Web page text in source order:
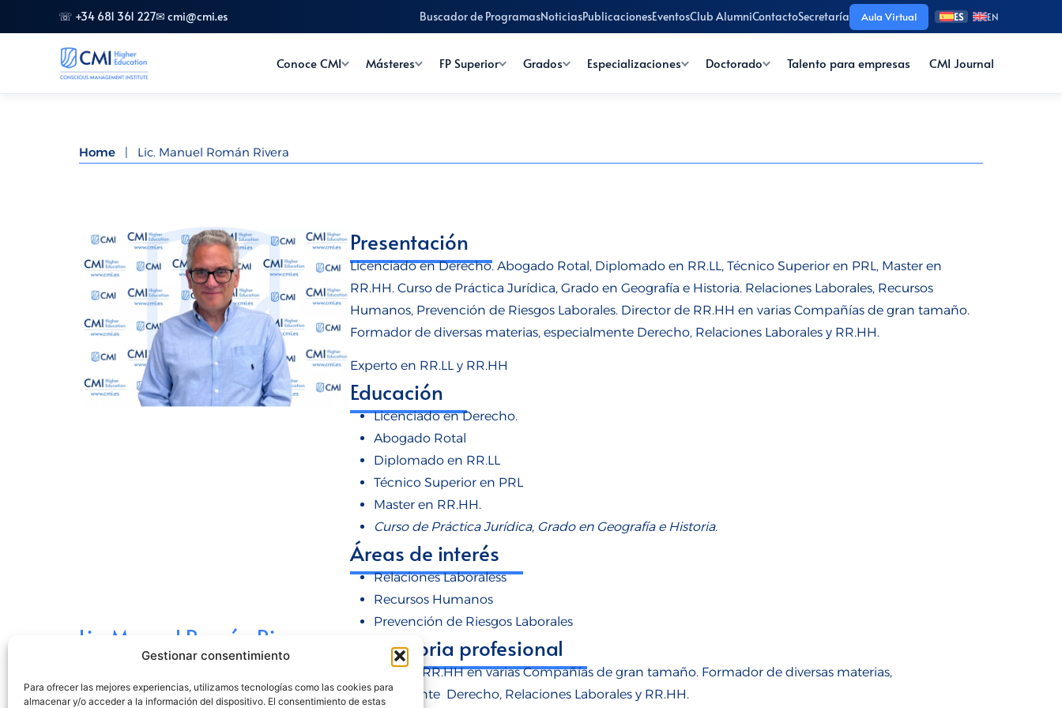
Gestionar consentimiento
Para ofrecer las mejores experiencias, utilizamos tecnologías como las cookies para
almacenar y/o acceder a la información del dispositivo. El consentimiento de estas
☏ +34 681 361 227✉ cmi@cmi.es Buscador de ProgramasNoticiasPublicacionesEventosClub AlumniContactoSecretaría Aula Virtual ES EN
Conoce CMI Másteres FP Superior Grados Especializaciones Doctorado Talento para empresas CMI Journal
Home | Lic. Manuel Román Rivera
Lic. Manuel Román Rivera
Licenciado en Derecho
Ver Linkedin
Presentación
Licenciado en Derecho. Abogado Rotal, Diplomado en RR.LL, Técnico Superior en PRL, Master en
RR.HH. Curso de Práctica Jurídica, Grado en Geografía e Historia. Relaciones Laborales, Recursos
Humanos, Prevención de Riesgos Laborales. Director de RR.HH en varias Compañías de gran tamaño.
Formador de diversas materias, especialmente Derecho, Relaciones Laborales y RR.HH.
Experto en RR.LL y RR.HH
Educación
Licenciado en Derecho.
Abogado Rotal
Diplomado en RR.LL
Técnico Superior en PRL
Master en RR.HH.
Curso de Práctica Jurídica, Grado en Geografía e Historia.
Áreas de interés
Relaciones Laboraless
Recursos Humanos
Prevención de Riesgos Laborales
Trayectoria profesional
Director de RR.HH en varias Compañías de gran tamaño. Formador de diversas materias,
especialmente Derecho, Relaciones Laborales y RR.HH.